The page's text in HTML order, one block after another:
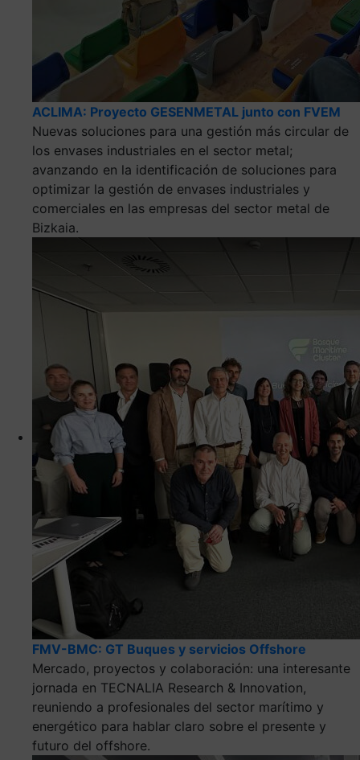
ACLIMA: Proyecto GESENMETAL junto con FVEM
Nuevas soluciones para una gestión más circular de
los envases industriales en el sector metal;
avanzando en la identificación de soluciones para
optimizar la gestión de envases industriales y
comerciales en las empresas del sector metal de
Bizkaia.
FMV-BMC: GT Buques y servicios Offshore
Mercado, proyectos y colaboración: una interesante
jornada en TECNALIA Research & Innovation,
reuniendo a profesionales del sector marítimo y
energético para hablar claro sobre el presente y
futuro del offshore.